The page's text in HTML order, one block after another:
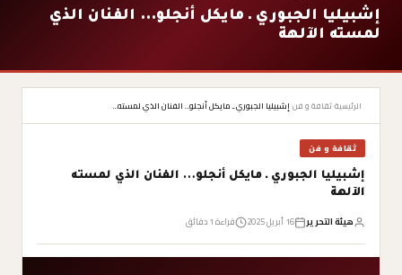
إشبيليا الجبوري ـ مايكل أنجلو… الفنان الذي
لمسته الآلهة
الرئيسية›ثقافة و فن›إشبيليا الجبوري ـ مايكل أنجلو… الفنان الذي لمسته…
ثقافة و فن
إشبيليا الجبوري ـ مايكل أنجلو… الفنان الذي لمسته
الآلهة
هيئة التحرير 16 أبريل 2025 قراءة 1 دقائق